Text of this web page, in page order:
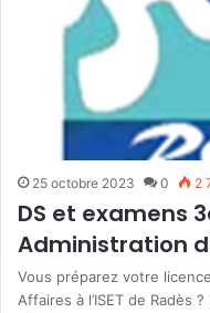
25 octobre 2023 0 2
DS et examens
Administration
Vous préparez votre
Affaires à l’ISET de Radès